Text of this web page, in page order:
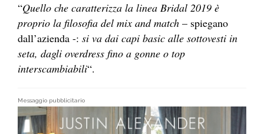
“Quello che caratterizza la linea Bridal 2019 è
proprio la filosofia del mix and match – spiegano
dall’azienda -: si va dai capi basic alle sottovesti in
seta, dagli overdress fino a gonne o top
interscambiabili“.
Messaggio pubblicitario